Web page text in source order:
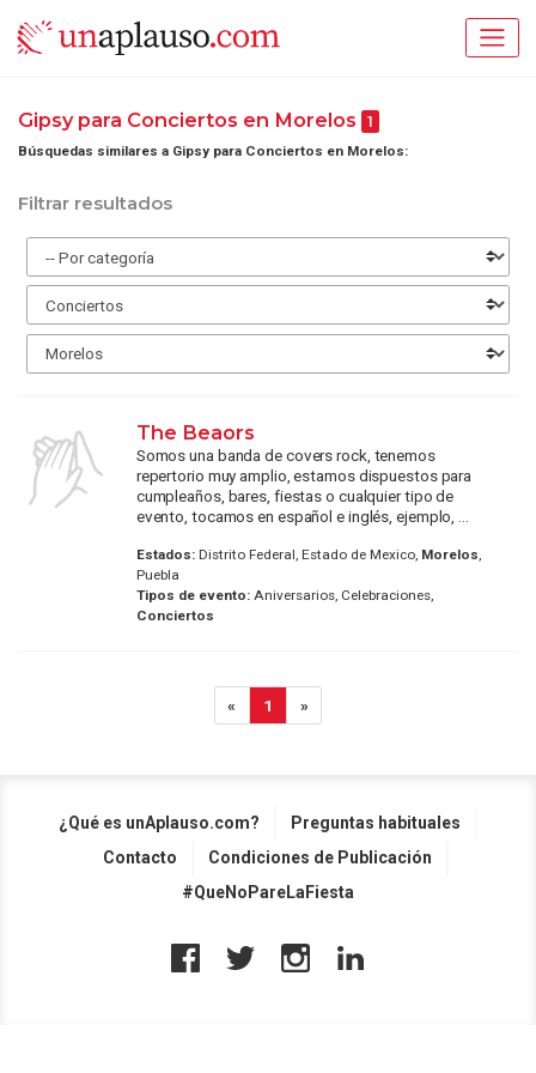
Gipsy para Conciertos en Morelos 1
Búsquedas similares a Gipsy para Conciertos en Morelos:
Filtrar resultados
The Beaors
Somos una banda de covers rock, tenemos
repertorio muy amplio, estamos dispuestos para
cumpleaños, bares, fiestas o cualquier tipo de
evento, tocamos en español e inglés, ejemplo, ...
Estados:Distrito Federal, Estado de Mexico, Morelos,
Puebla
Tipos de evento:Aniversarios, Celebraciones,
Conciertos
« 1 »
¿Qué es unAplauso.com?
Preguntas habituales
Contacto
Condiciones de Publicación
#QueNoPareLaFiesta